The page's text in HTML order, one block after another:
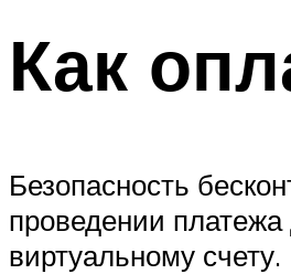
Как
Безопасность
проведении платежа
виртуальному счету.